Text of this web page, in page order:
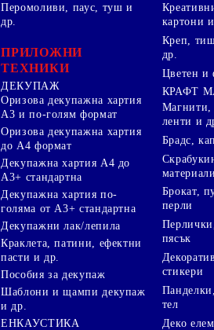
Перомоливи, паус, туш и
др.
ПРИЛОЖНИ
ТЕХНИКИ
ДЕКУПАЖ
Оризова декупажна хартия
А3 и по-голям формат
Оризова декупажна хартия
до А4 формат
Декупажна хартия А4 до
А3+ стандартна
Декупажна хартия по-
голяма от А3+ стандартна
Декупажни лак/лепила
Краклета, патини, ефектни
пасти и др.
Пособия за декупаж
Шаблони и щампи декупаж
и др.
ЕНКАУСТИКА
картони
Креп,
др.
Цветен и
КРАФТ
Магнити,
ленти и
Брадс,
Брокат,
перли
пясък
стикери
тел
Деко